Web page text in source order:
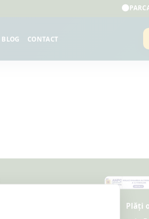
BLOG CONTACT
Plăți